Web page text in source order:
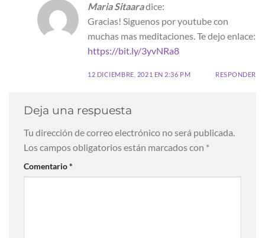
Maria Sitaaradice:
Gracias! Siguenos por youtube con
muchas mas meditaciones. Te dejo enlace:
https://bit.ly/3yvNRa8
12 DICIEMBRE, 2021 EN 2:36 PM RESPONDER
Deja una respuesta
Tu dirección de correo electrónico no será publicada.
Los campos obligatorios están marcados con *
Comentario*